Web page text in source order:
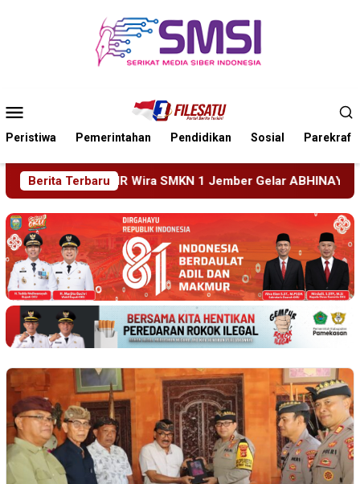
Mobile
Peristiwa Pemerintahan Pendidikan Sosial Parekraf
Berita Terbaru
1 Jember Gelar ABHINAYA 2026, Ajang Bergengsi Cetak